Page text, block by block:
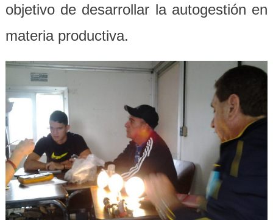
objetivo de desarrollar la autogestión en
materia productiva.